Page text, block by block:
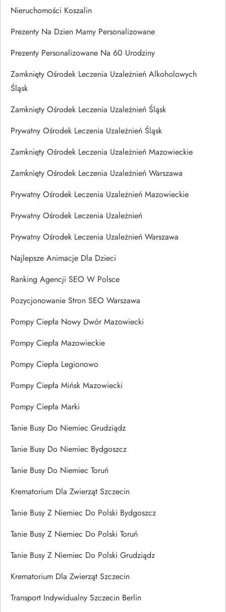
Nieruchomości Koszalin
Prezenty Na Dzien Mamy Personalizowane
Prezenty Personalizowane Na 60 Urodziny
Zamknięty Ośrodek Leczenia Uzależnień Alkoholowych
Śląsk
Zamknięty Ośrodek Leczenia Uzależnień Śląsk
Prywatny Ośrodek Leczenia Uzależnień Śląsk
Zamknięty Ośrodek Leczenia Uzależnień Mazowieckie
Zamknięty Ośrodek Leczenia Uzależnień Warszawa
Prywatny Ośrodek Leczenia Uzależnień Mazowieckie
Prywatny Ośrodek Leczenia Uzależnień
Prywatny Ośrodek Leczenia Uzależnień Warszawa
Najlepsze Animacje Dla Dzieci
Ranking Agencji SEO W Polsce
Pozycjonowanie Stron SEO Warszawa
Pompy Ciepła Nowy Dwór Mazowiecki
Pompy Ciepła Mazowieckie
Pompy Ciepła Legionowo
Pompy Ciepła Mińsk Mazowiecki
Pompy Ciepła Marki
Tanie Busy Do Niemiec Grudziądz
Tanie Busy Do Niemiec Bydgoszcz
Tanie Busy Do Niemiec Toruń
Krematorium Dla Zwierząt Szczecin
Tanie Busy Z Niemiec Do Polski Bydgoszcz
Tanie Busy Z Niemiec Do Polski Toruń
Tanie Busy Z Niemiec Do Polski Grudziądz
Krematorium Dla Zwierząt Szczecin
Transport Indywidualny Szczecin Berlin